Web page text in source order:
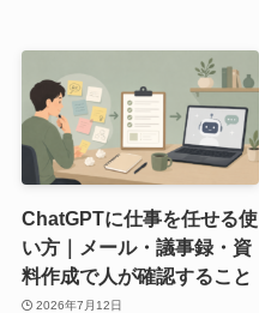
ChatGPTに仕事を任せる使
い方｜メール・議事録・資
料作成で人が確認すること
2026年7月12日